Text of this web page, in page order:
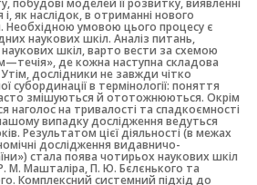
побудові моделей її розвитку, виявленні
і, як наслідок, в отриманні нового
Необхідною умовою цього процесу є
наукових шкіл. Аналіз питань,
наукових шкіл, варто вести за схемою
де кожна наступна складова
дослідники не завжди чітко
субординації в термінології: поняття
змішуються й ототожнюються. Окрім
наголос на тривалості та спадкоємності
випадку дослідження ведуться
Результатом цієї діяльності (в межах
дослідження видавничо-
стала поява чотирьох наукових шкіл
М. Машталіра, П. Ю. Бєлєнького та
Комплексний системний підхід до